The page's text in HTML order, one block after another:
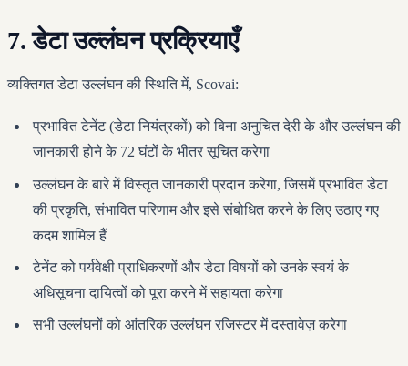
7. डेटा उल्लंघन प्रक्रियाएँ
व्यक्तिगत डेटा उल्लंघन की स्थिति में, Scovai:
प्रभावित टेनेंट (डेटा नियंत्रकों) को बिना अनुचित देरी के और उल्लंघन की
जानकारी होने के 72 घंटों के भीतर सूचित करेगा
उल्लंघन के बारे में विस्तृत जानकारी प्रदान करेगा, जिसमें प्रभावित डेटा
की प्रकृति, संभावित परिणाम और इसे संबोधित करने के लिए उठाए गए
कदम शामिल हैं
टेनेंट को पर्यवेक्षी प्राधिकरणों और डेटा विषयों को उनके स्वयं के
अधिसूचना दायित्वों को पूरा करने में सहायता करेगा
सभी उल्लंघनों को आंतरिक उल्लंघन रजिस्टर में दस्तावेज़ करेगा